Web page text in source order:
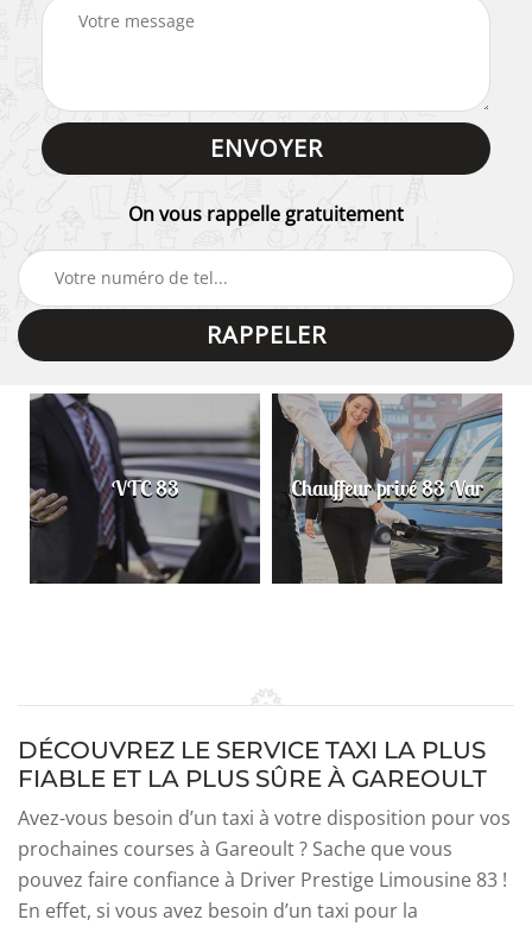
On vous rappelle gratuitement
VTC 83 Chauffeur privé 83 Var
DÉCOUVREZ LE SERVICE TAXI LA PLUS
FIABLE ET LA PLUS SÛRE À GAREOULT
Avez-vous besoin d’un taxi à votre disposition pour vos
prochaines courses à Gareoult ? Sache que vous
pouvez faire confiance à Driver Prestige Limousine 83 !
En effet, si vous avez besoin d’un taxi pour la